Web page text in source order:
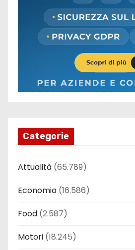
Categorie
Attualità (65.789)
Economia (16.586)
Food (2.587)
Motori (18.245)